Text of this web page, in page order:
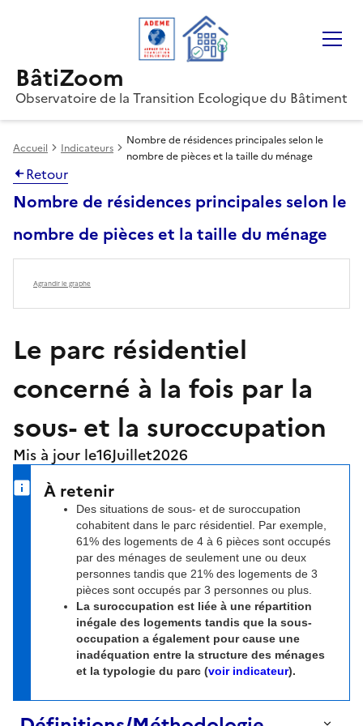
BâtiZoom
Observatoire de la Transition Ecologique du Bâtiment
Accueil Indicateurs
Nombre de résidences principales selon le
nombre de pièces et la taille du ménage
Retour
Nombre de résidences principales selon le
nombre de pièces et la taille du ménage
Agrandir le graphe
Le parc résidentiel
concerné à la fois par la
sous- et la suroccupation
Mis à jour le16Juillet2026
À retenir
Des situations de sous- et de suroccupation
cohabitent dans le parc résidentiel. Par exemple,
61% des logements de 4 à 6 pièces sont occupés
par des ménages de seulement une ou deux
personnes tandis que 21% des logements de 3
pièces sont occupés par 3 personnes ou plus.
La suroccupation est liée à une répartition
inégale des logements tandis que la sous-
occupation a également pour cause une
inadéquation entre la structure des ménages
et la typologie du parc (voir indicateur).